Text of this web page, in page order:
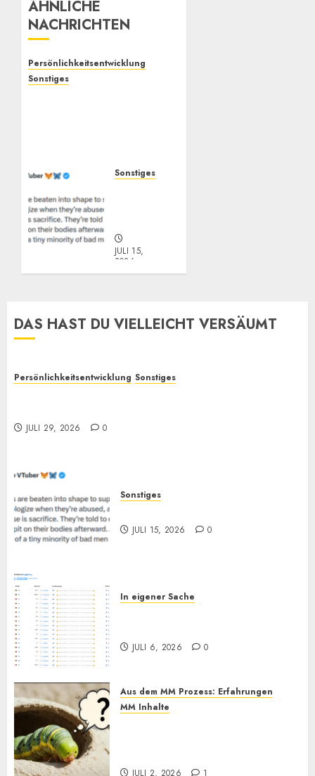
ÄHNLICHE
NACHRICHTEN
Persönlichkeitsentwicklung
Sonstiges
Sonstiges
JULI 15,
2026
0
DAS HAST DU VIELLEICHT VERSÄUMT
Persönlichkeitsentwicklung Sonstiges
JULI 29, 2026 0
Sonstiges
JULI 15, 2026 0
In eigener Sache
JULI 6, 2026 0
Aus dem MM Prozess: Erfahrungen
MM Inhalte
JULI 2, 2026 1